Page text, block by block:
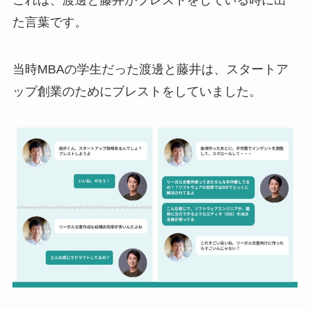
た言葉です。
当時MBAの学生だった渡邊と藤井は、スタートア
ップ創業のためにブレストをしていました。